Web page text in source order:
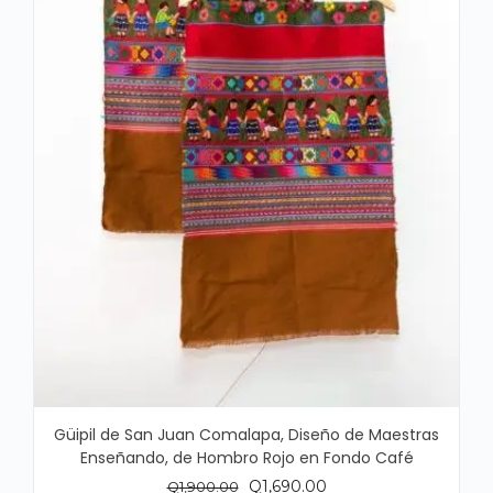
Güipil de San Juan Comalapa, Diseño de Maestras
Enseñando, de Hombro Rojo en Fondo Café
Q1,900.00 El
Q1,690.00El